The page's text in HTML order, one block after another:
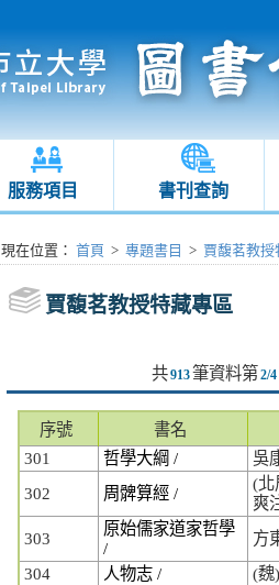
服務項目 書刊查詢
:::現在位置 ： 首頁 > 專題書目 > 賈馥茗教授
賈馥茗教授特藏專區
共913筆資料第 2/4
序號
書名
301
哲學大綱 /
吳
302
周髀算經 /
(北
爽
303
原始儒家道家哲學
/
方
304
人物志 / (魏